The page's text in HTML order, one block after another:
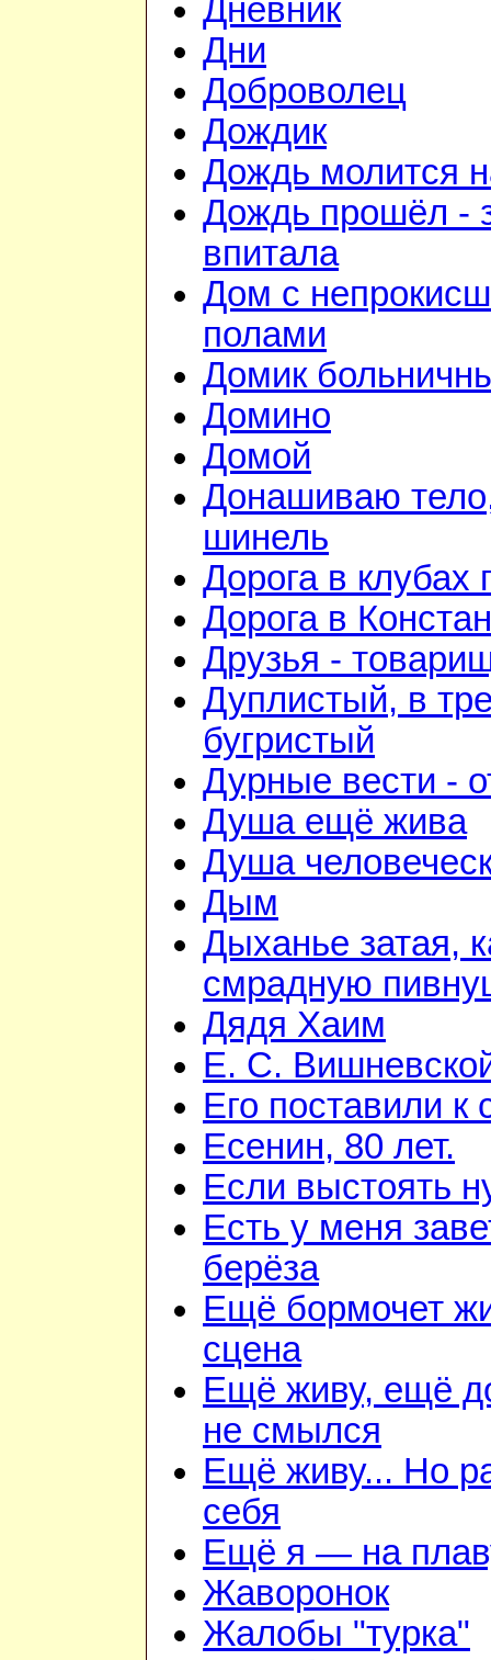
Дневник
Дни
Доброволец
Дождик
Дождь молится
Дождь прошёл -
впитала
Дом с
полами
Домик
Домино
Домой
Донашиваю
шинель
Дорога в клубах
Дорога в
Друзья -
Дуплистый, в
бугристый
Дурные вести -
Душа ещё жива
Душа
Дым
Дыханье затая,
смрадную
Дядя Хаим
Е. С.
Его поставили к
Есенин, 80 лет.
Если выстоять
Есть у меня
берёза
Ещё бормочет
сцена
Ещё живу, ещё
не смылся
Ещё живу... Но
себя
Ещё я — на
Жаворонок
Жалобы "турка"